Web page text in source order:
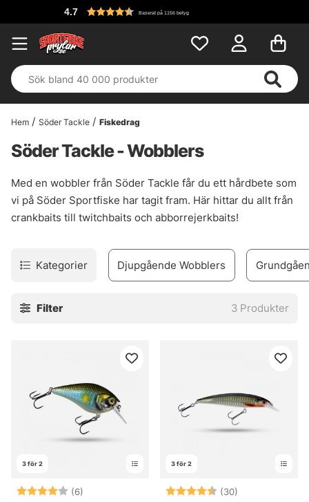
4.7 Baserat på 1156 betyg
Hem Söder Tackle Fiskedrag
Söder Tackle - Wobblers
Med en wobbler från Söder Tackle får du ett hårdbete som
vi på Söder Sportfiske har tagit fram. Här hittar du allt från
crankbaits till twitchbaits och abborrejerkbaits!
Kategorier Djupgående Wobblers
Filter 3 Produkter
3 för 2
Betyg: (6)
4.0 utav 5 stjärnor
3 för 2
Betyg: (30)